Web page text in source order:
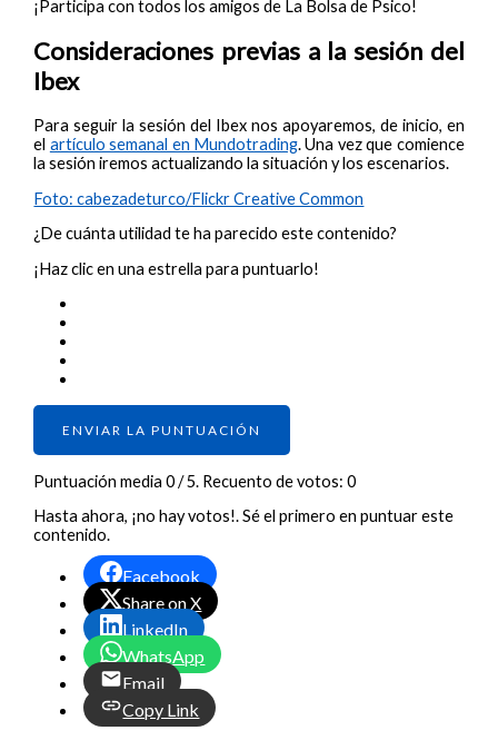
¡Participa con todos los amigos de La Bolsa de Psico!
Consideraciones previas a la sesión del
Ibex
Para seguir la sesión del Ibex nos apoyaremos, de inicio, en
el artículo semanal en Mundotrading. Una vez que comience
la sesión iremos actualizando la situación y los escenarios.
Foto: cabezadeturco/Flickr Creative Common
¿De cuánta utilidad te ha parecido este contenido?
¡Haz clic en una estrella para puntuarlo!
ENVIAR LA PUNTUACIÓN
Puntuación media0/ 5. Recuento de votos:0
Hasta ahora, ¡no hay votos!. Sé el primero en puntuar este
contenido.
Facebook
Share on X
LinkedIn
WhatsApp
Email
Copy Link